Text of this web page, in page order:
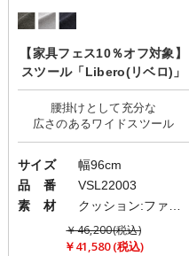
【家具フェス10％オフ対象】
スツール「Libero(リベロ)」
腰掛けとして充分な
サイズ
幅96cm
品 番
VSL22003
素 材
クッション:ファブリック(布)
￥46,200(税込)
￥41,580 (税込)